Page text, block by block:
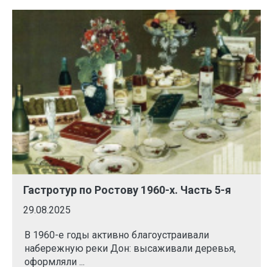
Гастротур по Ростову 1960-х. Часть 5-я
29.08.2025
В 1960-е годы активно благоустраивали
набережную реки Дон: высаживали деревья,
оформляли ...